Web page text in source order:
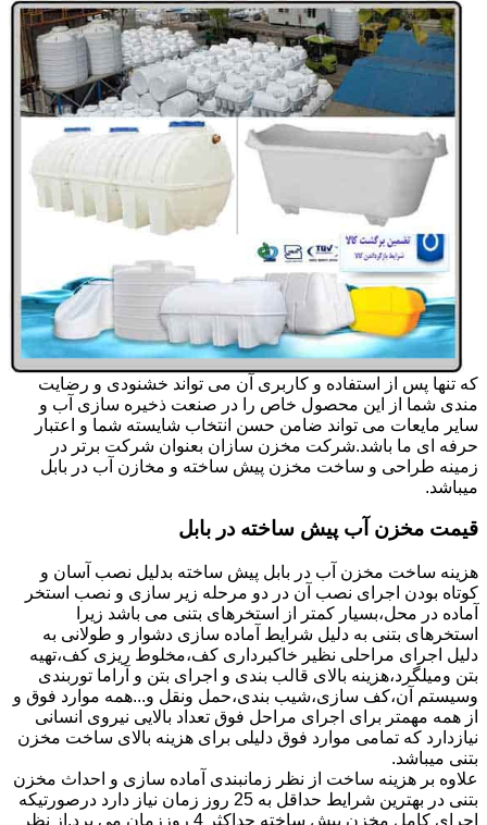
که تنها پس از استفاده و کاربری آن می تواند خشنودی و رضایت
مندی شما از این محصول خاص را در صنعت ذخیره سازی آب و
سایر مایعات می تواند ضامن حسن انتخاب شایسته شما و اعتبار
حرفه ای ما باشد.شرکت مخزن سازان بعنوان شرکت برتر در
زمینه طراحی و ساخت مخزن پیش ساخته و مخازن آب در بابل
میباشد.
قیمت مخزن آب پیش ساخته در بابل
هزینه ساخت مخزن آب در بابل پیش ساخته بدلیل نصب آسان و
کوتاه بودن اجرای نصب آن در دو مرحله زیر سازی و نصب استخر
آماده در محل،بسیار کمتر از استخرهای بتنی می باشد زیرا
استخرهای بتنی به دلیل شرایط آماده سازی دشوار و طولانی به
دلیل اجرای مراحلی نظیر خاکبرداری کف،مخلوط ریزی کف،تهیه
بتن ومیلگرد،هزینه بالای قالب بندی و اجرای بتن و آراما توربندی
وسیستم آن،کف سازی،شیب بندی،حمل ونقل و...همه موارد فوق و
از همه مهمتر برای اجرای مراحل فوق تعداد بالایی نیروی انسانی
نیازدارد که تمامی موارد فوق دلیلی برای هزینه بالای ساخت مخزن
بتنی میباشد.
علاوه بر هزینه ساخت از نظر زمانبندی آماده سازی و احداث مخزن
بتنی در بهترین شرایط حداقل به 25 روز زمان نیاز دارد درصورتیکه
اجرای کامل مخزن پیش ساخته حداکثر 4 روززمان می برد.از نظر